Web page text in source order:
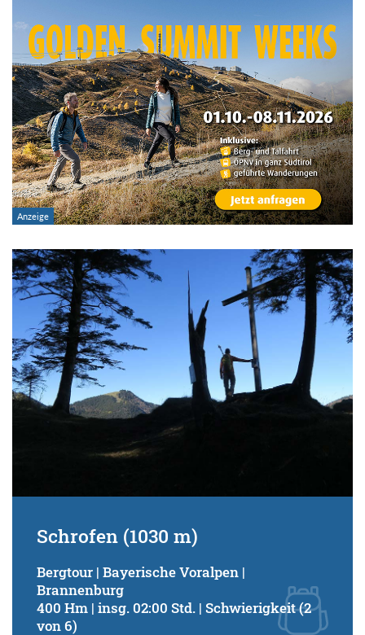
Region:
Gebirge:
Art der Tour:
Schwierigkeitsgrad:
von
Kondition (Tourdauer):
von
bis
Suchbegriff:
Schrofen (1030 m)
Bergtour | Bayerische Voralpen |
Brannenburg
400 Hm | insg. 02:00 Std. | Schwierigkeit (2
von 6)